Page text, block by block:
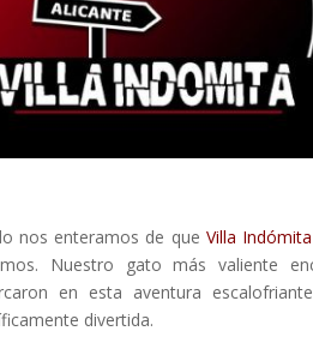
nos enteramos de que Villa Indómita
Nuestro gato más valiente
en esta aventura
divertida.